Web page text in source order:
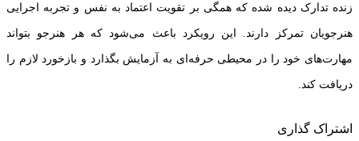
زنده تدارک دیده شده که همگی بر تقویت اعتماد به نفس و تجربه اجرایی
هنرجویان تمرکز دارند. این رویکرد باعث می‌شود که هر هنرجو بتواند
مهارت‌های خود را در محیطی حرفه‌ای به آزمایش بگذارد و بازخورد لازم را
دریافت کند.
اشتراک گذاری